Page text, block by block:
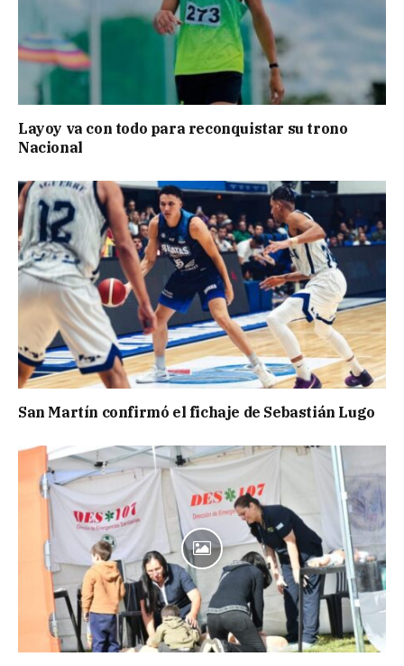
Layoy va con todo para reconquistar su trono
Nacional
San Martín confirmó el fichaje de Sebastián Lugo